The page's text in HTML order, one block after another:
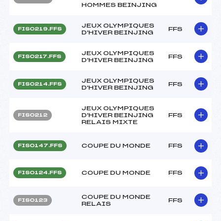
HOMMES BEINJING
FIS0219.FFS
JEUX OLYMPIQUES
D'HIVER BEINJING
FFS
FIS0217.FFS
JEUX OLYMPIQUES
D'HIVER BEINJING
FFS
FIS0214.FFS
JEUX OLYMPIQUES
D'HIVER BEINJING
FFS
FIS0212
JEUX OLYMPIQUES
D'HIVER BEINJING
RELAIS MIXTE
FFS
FIS0147.FFS COUPE DU MONDE FFS
FIS0124.FFS COUPE DU MONDE FFS
FIS0123
COUPE DU MONDE
RELAIS
FFS